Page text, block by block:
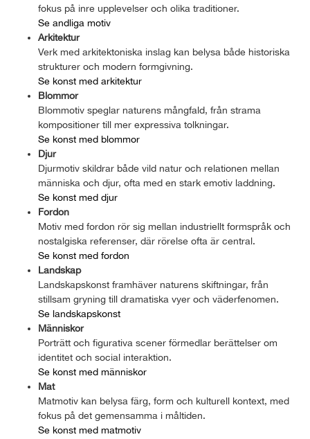
fokus på inre upplevelser och olika traditioner.
Se andliga motiv
Arkitektur
Verk med arkitektoniska inslag kan belysa både historiska
strukturer och modern formgivning.
Se konst med arkitektur
Blommor
Blommotiv speglar naturens mångfald, från strama
kompositioner till mer expressiva tolkningar.
Se konst med blommor
Djur
Djurmotiv skildrar både vild natur och relationen mellan
människa och djur, ofta med en stark emotiv laddning.
Se konst med djur
Fordon
Motiv med fordon rör sig mellan industriellt formspråk och
nostalgiska referenser, där rörelse ofta är central.
Se konst med fordon
Landskap
Landskapskonst framhäver naturens skiftningar, från
stillsam gryning till dramatiska vyer och väderfenomen.
Se landskapskonst
Människor
Porträtt och figurativa scener förmedlar berättelser om
identitet och social interaktion.
Se konst med människor
Mat
Matmotiv kan belysa färg, form och kulturell kontext, med
fokus på det gemensamma i måltiden.
Se konst med matmotiv